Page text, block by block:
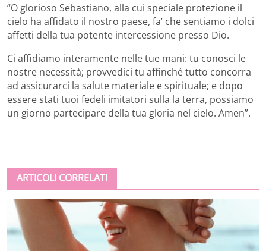
“O glorioso Sebastiano, alla cui speciale protezione il
cielo ha affidato il nostro paese, fa’ che sentiamo i dolci
affetti della tua potente intercessione presso Dio.
Ci affidiamo interamente nelle tue mani: tu conosci le
nostre necessità; provvedici tu affinché tutto concorra
ad assicurarci la salute materiale e spirituale; e dopo
essere stati tuoi fedeli imitatori sulla la terra, possiamo
un giorno partecipare della tua gloria nel cielo. Amen”.
ARTICOLI CORRELATI